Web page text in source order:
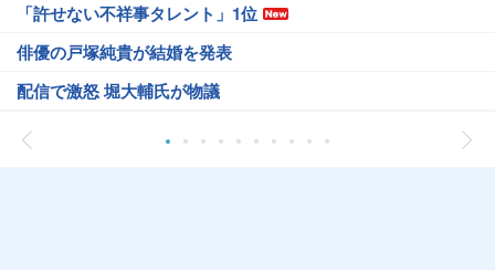
「許せない不祥事タレント」1位
俳優の戸塚純貴が結婚を発表
配信で激怒 堀大輔氏が物議